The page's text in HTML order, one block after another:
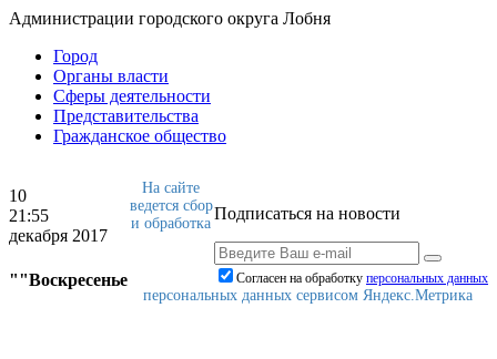
Администрации городского округа Лобня
Город
Органы власти
Сферы деятельности
Представительства
Гражданское общество
10
21:55
декабря 2017
""Воскресенье
Подписаться на новости
Согласен на обработку персональныx данных
На сайте
ведется сбор
и обработка
персональных данных сервисом Яндекс.Метрика